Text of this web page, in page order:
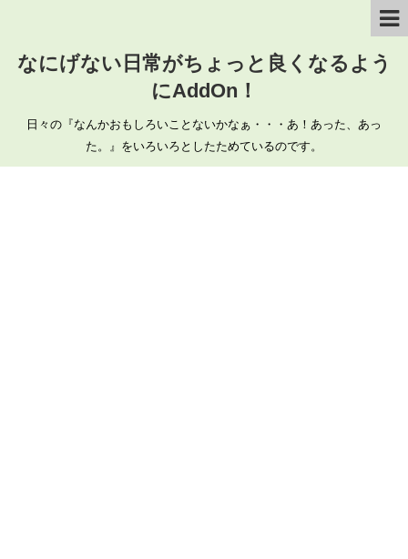
なにげない日常がちょっと良くなるよう
にAddOn！
日々の『なんかおもしろいことないかなぁ・・・あ！あった、あっ
た。』をいろいろとしたためているのです。